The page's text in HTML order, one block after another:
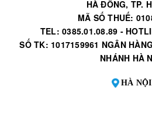
HÀ ĐÔNG, TP.
MÃ SỐ THUẾ:
TEL: 0385.01.08.89 -
SỐ TK: 1017159961 NGÂN
NHÁNH HÀ
HÀ NỘI